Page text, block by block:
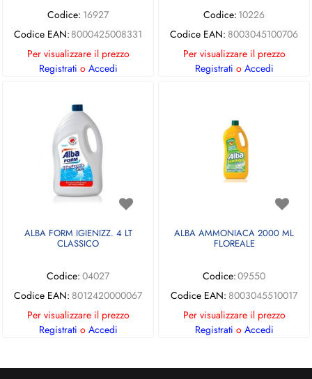
Codice: 16927
Codice EAN: 8000425008331
Per visualizzare il prezzo
Registrati o Accedi
Codice: 10226
Codice EAN: 8003045100706
Per visualizzare il prezzo
Registrati o Accedi
ALBA FORM IGIENIZZ. 4 LT
CLASSICO
Codice: 04027
Codice EAN: 8012420000067
Per visualizzare il prezzo
Registrati o Accedi
ALBA AMMONIACA 2000 ML
FLOREALE
Codice:09550
Codice EAN: 8003045510017
Per visualizzare il prezzo
Registrati o Accedi